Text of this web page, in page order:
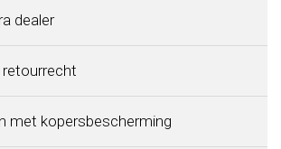
dealer
retourrecht
met kopersbescherming